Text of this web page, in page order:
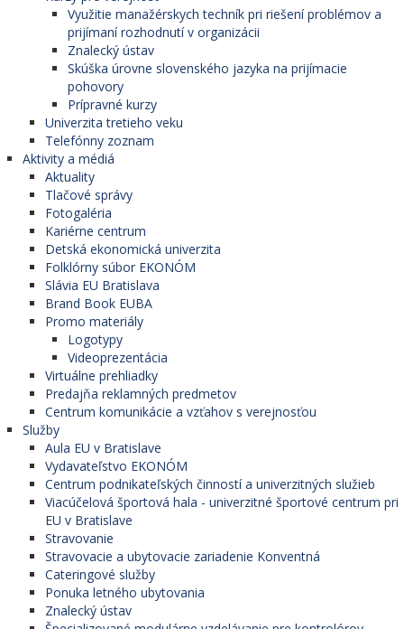
Využitie manažérskych techník pri riešení problémov a
prijímaní rozhodnutí v organizácii
Znalecký ústav
Skúška úrovne slovenského jazyka na prijímacie
pohovory
Prípravné kurzy
Univerzita tretieho veku
Telefónny zoznam
Aktivity a médiá
Aktuality
Tlačové správy
Fotogaléria
Kariérne centrum
Detská ekonomická univerzita
Folklórny súbor EKONÓM
Slávia EU Bratislava
Brand Book EUBA
Promo materiály
Logotypy
Videoprezentácia
Virtuálne prehliadky
Predajňa reklamných predmetov
Centrum komunikácie a vzťahov s verejnosťou
Služby
Aula EU v Bratislave
Vydavateľstvo EKONÓM
Centrum podnikateľských činností a univerzitných služieb
Viacúčelová športová hala - univerzitné športové centrum pri
EU v Bratislave
Stravovanie
Stravovacie a ubytovacie zariadenie Konventná
Cateringové služby
Ponuka letného ubytovania
Znalecký ústav